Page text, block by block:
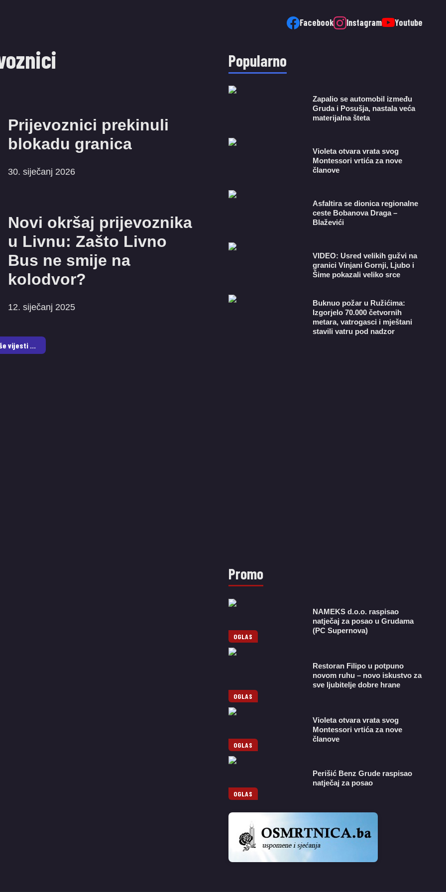
Facebook Instagram Youtube
Prijevoznici prekinuli
blokadu granica
30. siječanj 2026
Novi okršaj prijevoznika
u Livnu: Zašto Livno
Bus ne smije na
kolodvor?
12. siječanj 2025
vijesti ...
Popularno
Zapalio se automobil između
Gruda i Posušja, nastala veća
materijalna šteta
Violeta otvara vrata svog
Montessori vrtića za nove
članove
Asfaltira se dionica regionalne
ceste Bobanova Draga –
Blaževići
VIDEO: Usred velikih gužvi na
granici Vinjani Gornji, Ljubo i
Šime pokazali veliko srce
Buknuo požar u Ružićima:
Izgorjelo 70.000 četvornih
metara, vatrogasci i mještani
stavili vatru pod nadzor
Promo
OGLAS
NAMEKS d.o.o. raspisao
natječaj za posao u Grudama
(PC Supernova)
OGLAS
Restoran Filipo u potpuno
novom ruhu – novo iskustvo za
sve ljubitelje dobre hrane
OGLAS
Violeta otvara vrata svog
Montessori vrtića za nove
članove
OGLAS
Perišić Benz Grude raspisao
natječaj za posao